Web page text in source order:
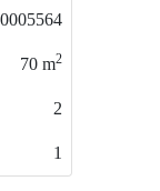
CU/S01
144m